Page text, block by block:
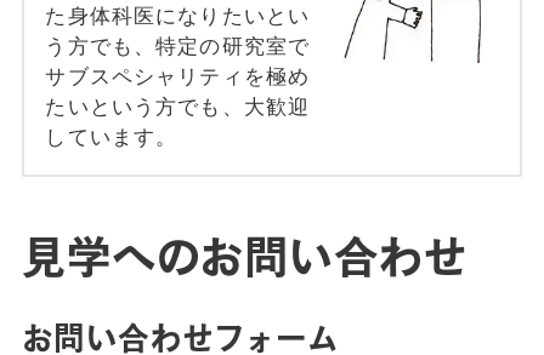
た身体科医になりたいとい
う方でも、特定の研究室で
サブスペシャリティを極め
たいという方でも、大歓迎
しています。
見学へのお問い合わせ
お問い合わせフォーム